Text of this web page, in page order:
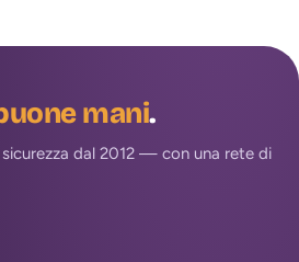
mani.
dal 2012 — con una rete di